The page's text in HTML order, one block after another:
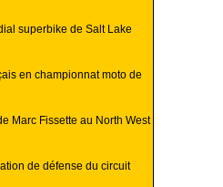
superbike de Salt Lake
en championnat moto de
Marc Fissette au North West
de défense du circuit